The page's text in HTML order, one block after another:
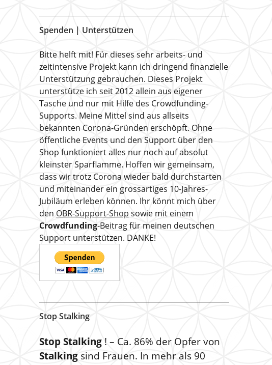
Spenden | Unterstützen
Bitte helft mit! Für dieses sehr arbeits- und
zeitintensive Projekt kann ich dringend finanzielle
Unterstützung gebrauchen. Dieses Projekt
unterstütze ich seit 2012 allein aus eigener
Tasche und nur mit Hilfe des Crowdfunding-
Supports. Meine Mittel sind aus allseits
bekannten Corona-Gründen erschöpft. Ohne
öffentliche Events und den Support über den
Shop funktioniert alles nur noch auf absolut
kleinster Sparflamme. Hoffen wir gemeinsam,
dass wir trotz Corona wieder bald durchstarten
und miteinander ein grossartiges 10-Jahres-
Jubiläum erleben können. Ihr könnt mich über
den OBR-Support-Shop sowie mit einem
Crowdfunding-Beitrag für meinen deutschen
Support unterstützen. DANKE!
Stop Stalking
Stop Stalking! – Ca. 86% der Opfer von
Stalkingsind Frauen. In mehr als 90